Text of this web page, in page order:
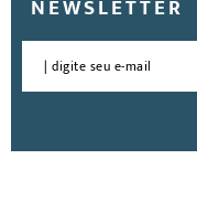
NEWSLETTER